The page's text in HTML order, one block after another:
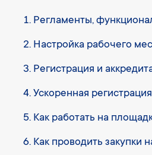
Регламенты,
Настройка рабочего
Регистрация и
Ускоренная
Как работать на
Как проводить закупки